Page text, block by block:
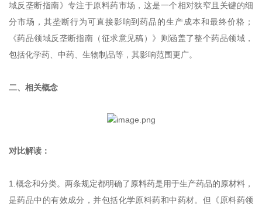
域反垄断指南》专注于原料药市场，这是一个相对狭窄且关键的细
分市场，其垄断行为可直接影响到药品的生产成本和最终价格；
《药品领域反垄断指南（征求意见稿）》则涵盖了整个药品领域，
包括化学药、中药、生物制品等，其影响范围更广。
二、相关概念
对比解读：
1.概念和分类。两条规定都明确了原料药是用于生产药品的原材料，
是药品中的有效成分，并包括化学原料药和中药材。但《原料药领